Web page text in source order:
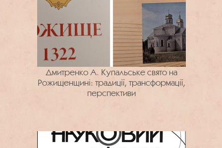
Дмитренко А. Купальське свято на
Рожищенщині: традиції, трансформації,
перспективи